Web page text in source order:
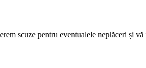
scuze pentru eventualele neplăceri și